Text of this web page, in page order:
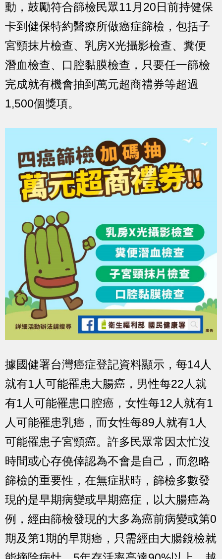
動，鼓勵符合篩檢民眾11月20日前持健保
卡到健保特約醫療所做癌症篩檢，包括子
宮頸抹片檢查、乳房X光攝影檢查、糞便
潛血檢查、口腔黏膜檢查，只要任一篩檢
完成就有機會抽到萬元超商禮券等超過
1,500個獎項。
據國健署台灣癌症登記資料顯示，每14人
就有1人可能罹患大腸癌，男性每22人就
有1人可能罹患口腔癌，女性每12人就有1
人可能罹患乳癌，而女性每89人就有1人
可能罹患子宮頸癌。許多民眾常因太忙沒
時間或心存僥倖認為不會是自己，而忽略
篩檢的重要性，在無症狀時，篩檢多數發
現的是早期病變或早期癌症，以大腸癌為
例，經由篩檢發現的大多為癌前病變或第0
期及第1期的早期癌，只需經由大腸鏡檢就